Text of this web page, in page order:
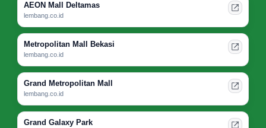
AEON Mall Deltamas
lembang.co.id
Metropolitan Mall Bekasi
lembang.co.id
Grand Metropolitan Mall
lembang.co.id
Grand Galaxy Park